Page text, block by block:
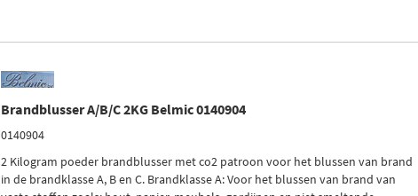
Brandblusser A/B/C 2KG Belmic 0140904
0140904
2 Kilogram poeder brandblusser met co2 patroon voor het blussen van brand
in de brandklasse A, B en C. Brandklasse A: Voor het blussen van brand van